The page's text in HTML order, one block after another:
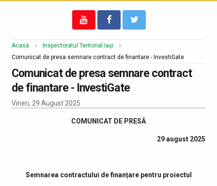
Acasă
Inspectoratul Teritorial Iași
Comunicat de presa semnare contract de finantare - InvestiGate
Comunicat de presa semnare contract
de finantare - InvestiGate
Vineri, 29 August 2025
COMUNICAT DE PRESĂ
29 august 2025
Semnarea contractului de finanțare pentru proiectul